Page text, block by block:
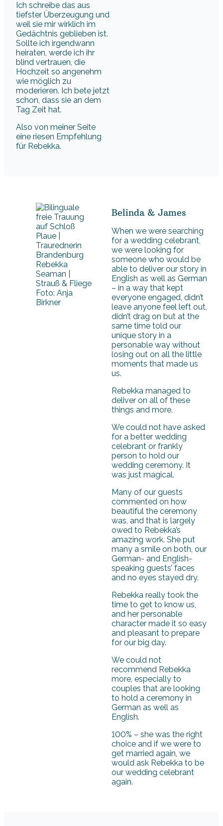
Ich schreibe das aus
tiefster Überzeugung und
weil sie mir wirklich im
Gedächtnis geblieben ist.
Sollte ich irgendwann
heiraten, werde ich ihr
blind vertrauen, die
Hochzeit so angenehm
wie möglich zu
moderieren. Ich bete jetzt
schon, dass sie an dem
Tag Zeit hat.
Also von meiner Seite
eine riesen Empfehlung
für Rebekka.
Foto: Anja
Birkner
Belinda & James
When we were searching
for a wedding celebrant,
we were looking for
someone who would be
able to deliver our story in
English as well as German
– in a way that kept
everyone engaged, didn’t
leave anyone feel left out,
didn’t drag on but at the
same time told our
unique story in a
personable way without
losing out on all the little
moments that made us
us.
Rebekka managed to
deliver on all of these
things and more.
We could not have asked
for a better wedding
celebrant or frankly
person to hold our
wedding ceremony. It
was just magical.
Many of our guests
commented on how
beautiful the ceremony
was, and that is largely
owed to Rebekka’s
amazing work. She put
many a smile on both, our
German- and English-
speaking guests’ faces
and no eyes stayed dry.
Rebekka really took the
time to get to know us,
and her personable
character made it so easy
and pleasant to prepare
for our big day.
We could not
recommend Rebekka
more, especially to
couples that are looking
to hold a ceremony in
German as well as
English.
100% – she was the right
choice and if we were to
get married again, we
would ask Rebekka to be
our wedding celebrant
again.